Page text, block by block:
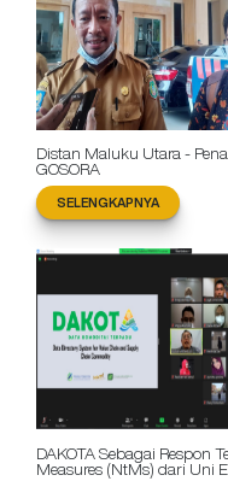
Distan Maluku Utara -
GOSORA
SELENGKAPNYA
DAKOTA Sebagai Respon
Measures (NtMs) dari Uni